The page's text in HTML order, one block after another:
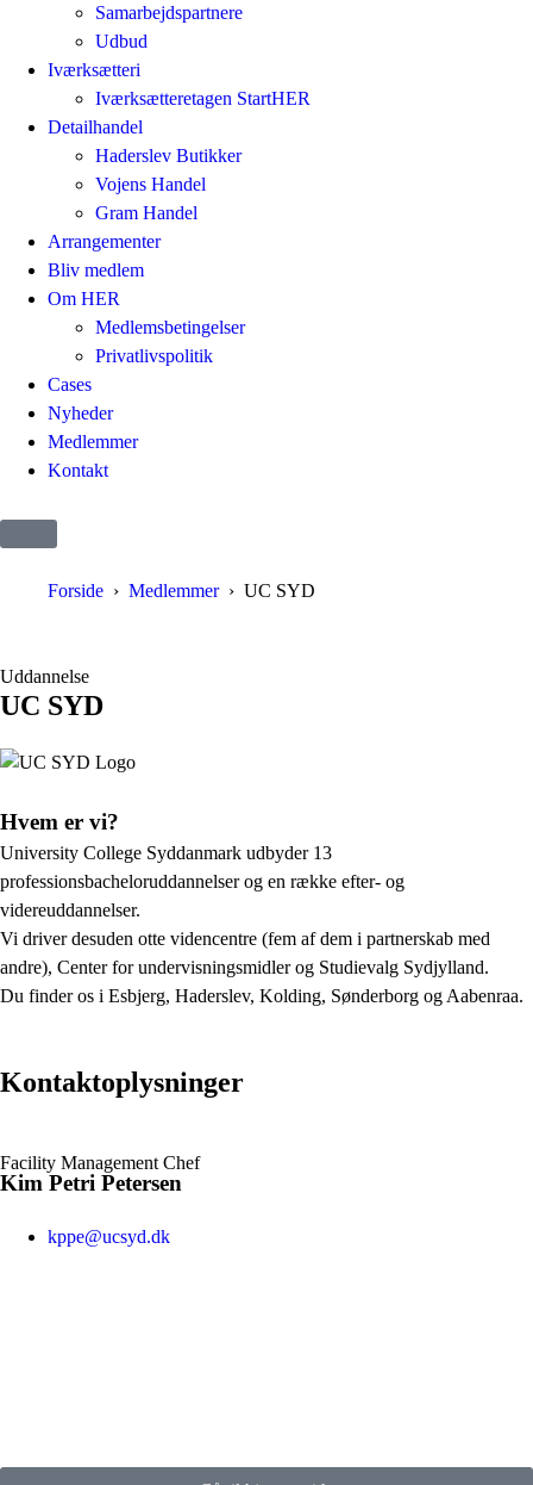
Samarbejdspartnere
Udbud
Iværksætteri
Iværksætteretagen StartHER
Detailhandel
Haderslev Butikker
Vojens Handel
Gram Handel
Arrangementer
Bliv medlem
Om HER
Medlemsbetingelser
Privatlivspolitik
Cases
Nyheder
Medlemmer
Kontakt
Forside Medlemmer UC SYD
Uddannelse
UC SYD
Hvem er vi?
University College Syddanmark udbyder 13
professionsbacheloruddannelser og en række efter- og
videreuddannelser.
Vi driver desuden otte videncentre (fem af dem i partnerskab med
andre), Center for undervisningsmidler og Studievalg Sydjylland.
Du finder os i Esbjerg, Haderslev, Kolding, Sønderborg og Aabenraa.
Kontaktoplysninger
Facility Management Chef
Kim Petri Petersen
kppe@ucsyd.dk